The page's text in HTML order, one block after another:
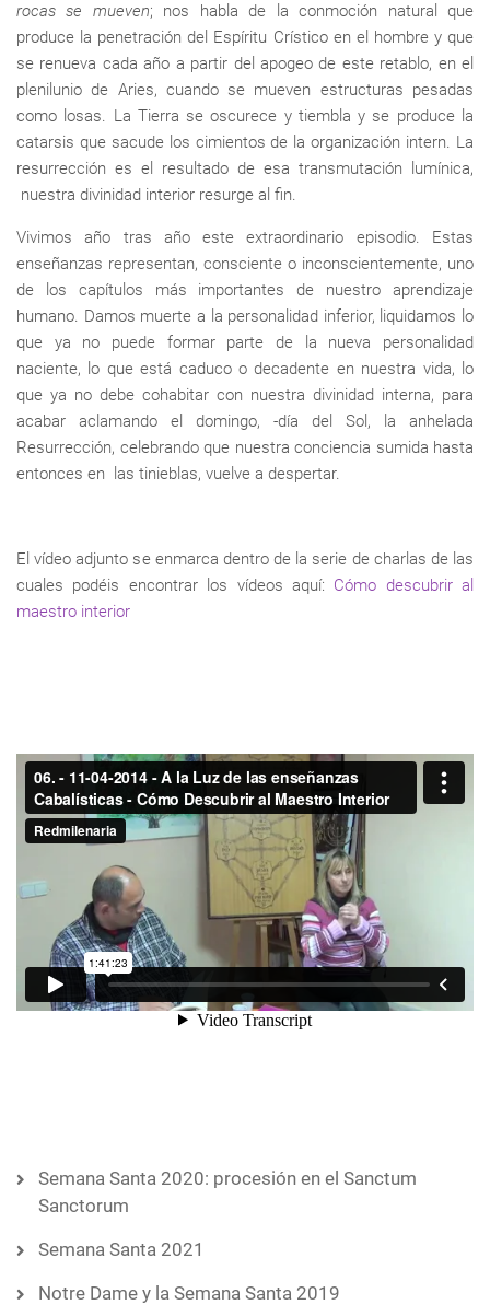
rocas se mueven; nos habla de la conmoción natural que
produce la penetración del Espíritu Crístico en el hombre y que
se renueva cada año a partir del apogeo de este retablo, en el
plenilunio de Aries, cuando se mueven estructuras pesadas
como losas. La Tierra se oscurece y tiembla y se produce la
catarsis que sacude los cimientos de la organización intern. La
resurrección es el resultado de esa transmutación lumínica,
nuestra divinidad interior resurge al fin.
Vivimos año tras año este extraordinario episodio. Estas
enseñanzas representan, consciente o inconscientemente, uno
de los capítulos más importantes de nuestro aprendizaje
humano. Damos muerte a la personalidad inferior, liquidamos lo
que ya no puede formar parte de la nueva personalidad
naciente, lo que está caduco o decadente en nuestra vida, lo
que ya no debe cohabitar con nuestra divinidad interna, para
acabar aclamando el domingo, -día del Sol, la anhelada
Resurrección, celebrando que nuestra conciencia sumida hasta
entonces en las tinieblas, vuelve a despertar.
El vídeo adjunto se enmarca dentro de la serie de charlas de las
cuales podéis encontrar los vídeos aquí: Cómo descubrir al
maestro interior
Semana Santa 2020: procesión en el Sanctum
Sanctorum
Semana Santa 2021
Notre Dame y la Semana Santa 2019